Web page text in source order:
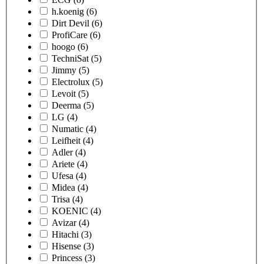
h.koenig (6)
Dirt Devil (6)
ProfiCare (6)
hoogo (6)
TechniSat (5)
Jimmy (5)
Electrolux (5)
Levoit (5)
Deerma (5)
LG (4)
Numatic (4)
Leifheit (4)
Adler (4)
Ariete (4)
Ufesa (4)
Midea (4)
Trisa (4)
KOENIC (4)
Avizar (4)
Hitachi (3)
Hisense (3)
Princess (3)